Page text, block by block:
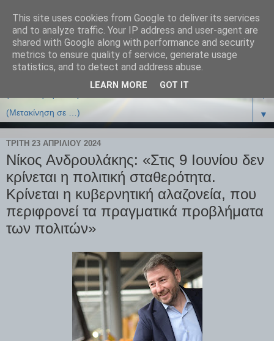
▼
▼
ΤΡΊΤΗ 23 ΑΠΡΙΛΊΟΥ 2024
Νίκος Ανδρουλάκης: «Στις 9 Ιουνίου δεν
κρίνεται η πολιτική σταθερότητα.
Κρίνεται η κυβερνητική αλαζονεία, που
περιφρονεί τα πραγματικά προβλήματα
των πολιτών»
This site uses cookies from Google to deliver its services
and to analyze traffic. Your IP address and user-agent are
shared with Google along with performance and security
metrics to ensure quality of service, generate usage
statistics, and to detect and address abuse.
LEARN MORE GOT IT